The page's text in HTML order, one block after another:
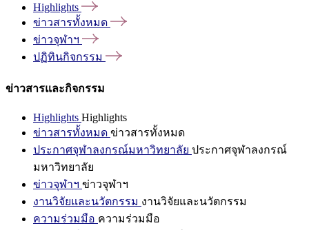
Highlights
ข่าวสารทั้งหมด
ข่าวจุฬาฯ
ปฏิทินกิจกรรม
ข่าวสารและกิจกรรม
Highlights Highlights
ข่าวสารทั้งหมด ข่าวสารทั้งหมด
ประกาศจุฬาลงกรณ์มหาวิทยาลัย ประกาศจุฬาลงกรณ์
มหาวิทยาลัย
ข่าวจุฬาฯ ข่าวจุฬาฯ
งานวิจัยและนวัตกรรม งานวิจัยและนวัตกรรม
ความร่วมมือ ความร่วมมือ